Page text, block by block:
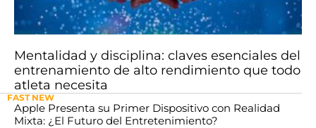
Mentalidad y disciplina: claves esenciales del
entrenamiento de alto rendimiento que todo
atleta necesita
FAST NEW
Apple Presenta su Primer Dispositivo con Realidad
Mixta: ¿El Futuro del Entretenimiento?